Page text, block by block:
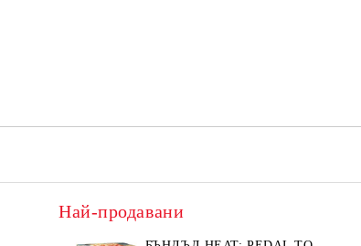
Най-продавани